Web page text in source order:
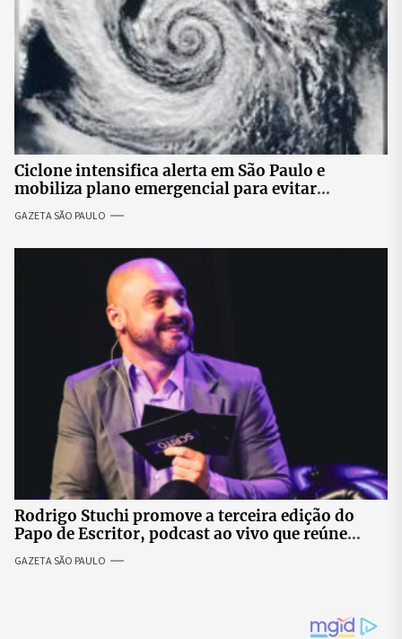
Ciclone intensifica alerta em São Paulo e
mobiliza plano emergencial para evitar
impactos no fornecimento de energia
GAZETA SÃO PAULO
Rodrigo Stuchi promove a terceira edição do
Papo de Escritor, podcast ao vivo que reúne
especialistas para discutir saúde mental e
prosperidade.
GAZETA SÃO PAULO